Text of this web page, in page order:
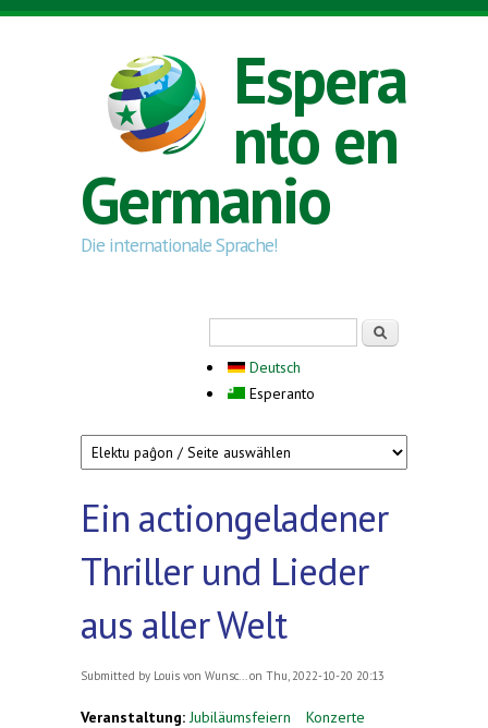
Skip to main content
Espera
nto en
Germanio
Die internationale Sprache!
Deutsch
Esperanto
Ein actiongeladener
Thriller und Lieder
aus aller Welt
Submitted by Louis von Wunsc... on Thu, 2022-10-20 20:13
Veranstaltung: Jubiläumsfeiern
Konzerte